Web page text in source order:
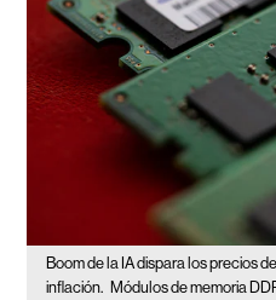
Boom de la IA dispara los precios
inflación. Módulos de memoria